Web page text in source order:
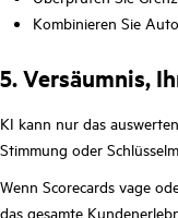
Kombinieren Sie
5. Versäumnis,
KI kann nur das
Stimmung oder
Wenn Scorecards vage
das gesamte